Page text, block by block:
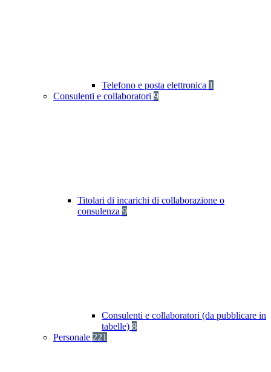
Telefono e posta elettronica 1
Consulenti e collaboratori 9
Titolari di incarichi di collaborazione o
consulenza 9
Consulenti e collaboratori (da pubblicare in
tabelle) 8
Personale 221